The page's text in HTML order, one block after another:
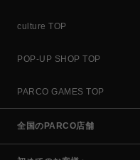
culture TOP
POP-UP SHOP TOP
PARCO GAMES TOP
全国のPARCO店舗